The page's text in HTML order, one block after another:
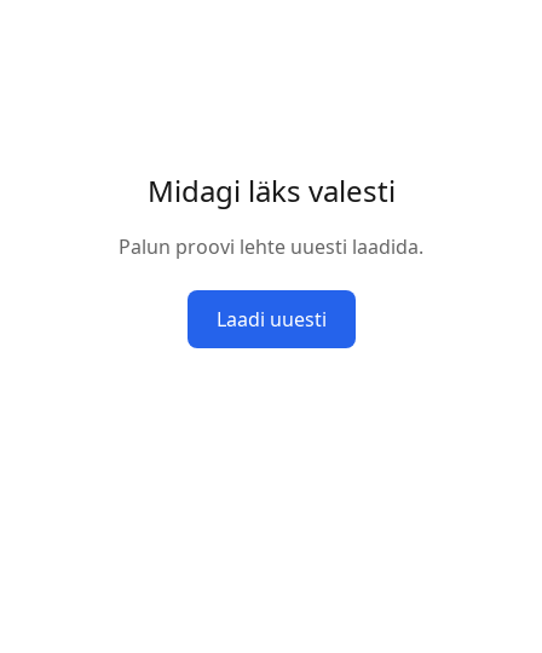
Midagi läks valesti
Palun proovi lehte uuesti laadida.
Laadi uuesti